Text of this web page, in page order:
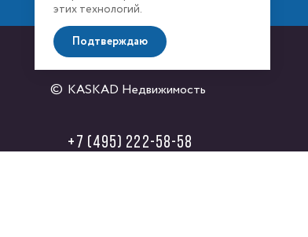
этих технологий.
Подтверждаю
KASKAD Недвижимость
+7 (495) 222-58-58